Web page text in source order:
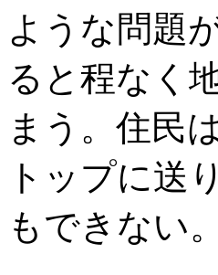
ような問題
ると程なく
まう。住民
トップに送
もできない。